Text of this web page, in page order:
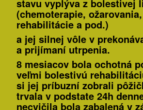
stavu vyplýva z bolestivej
(chemoterapie,
rehabilitácie a pod.)
a jej silnej vôle v
a prijímaní utrpenia.
8 mesiacov bola ochotná
veľmi bolestivú
si jej príbuzní zobrali
trvala v podstate 24h
necvičila bola zabalená v